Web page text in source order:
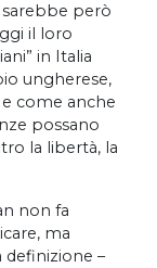
però
il loro
in Italia
ungherese,
come anche
possano
la libertà, la
non fa
ma
definizione –